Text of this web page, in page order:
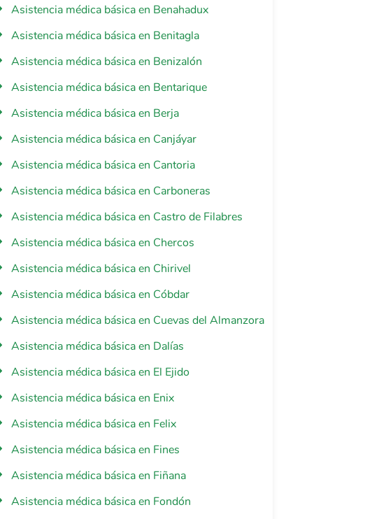
Asistencia médica básica en Benahadux
Asistencia médica básica en Benitagla
Asistencia médica básica en Benizalón
Asistencia médica básica en Bentarique
Asistencia médica básica en Berja
Asistencia médica básica en Canjáyar
Asistencia médica básica en Cantoria
Asistencia médica básica en Carboneras
Asistencia médica básica en Castro de Filabres
Asistencia médica básica en Chercos
Asistencia médica básica en Chirivel
Asistencia médica básica en Cóbdar
Asistencia médica básica en Cuevas del Almanzora
Asistencia médica básica en Dalías
Asistencia médica básica en El Ejido
Asistencia médica básica en Enix
Asistencia médica básica en Felix
Asistencia médica básica en Fines
Asistencia médica básica en Fiñana
Asistencia médica básica en Fondón